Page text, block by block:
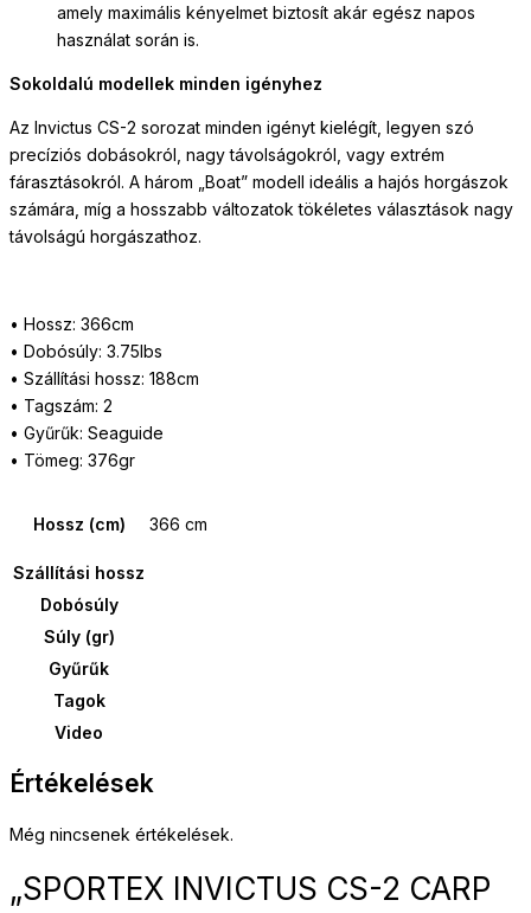
amely maximális kényelmet biztosít akár egész napos
használat során is.
Sokoldalú modellek minden igényhez
Az Invictus CS-2 sorozat minden igényt kielégít, legyen szó
precíziós dobásokról, nagy távolságokról, vagy extrém
fárasztásokról. A három „Boat” modell ideális a hajós horgászok
számára, míg a hosszabb változatok tökéletes választások nagy
távolságú horgászathoz.
• Hossz: 366cm
• Dobósúly: 3.75lbs
• Szállítási hossz: 188cm
• Tagszám: 2
• Gyűrűk: Seaguide
• Tömeg: 376gr
Hossz (cm) 366 cm
Szállítási hossz
Dobósúly
Súly (gr)
Gyűrűk
Tagok
Video
Értékelések
Még nincsenek értékelések.
„SPORTEX INVICTUS CS-2 CARP